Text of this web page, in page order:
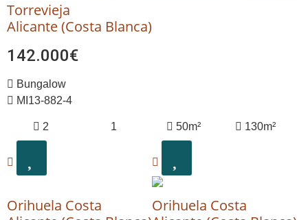
Torrevieja
Alicante (Costa Blanca)
142.000€
Bungalow
MI13-882-4
2 1 50m² 130m²
Orihuela Costa
Orihuela Costa